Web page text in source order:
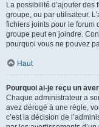
La possibilité d’ajouter
groupe, ou par utilisateur.
fichiers joints pour le forum
groupe peut en joindre.
pourquoi vous ne pouvez
Haut
Pourquoi ai-je reçu un
Chaque administrateur a
avez dérogé à une règle,
c’est la décision de